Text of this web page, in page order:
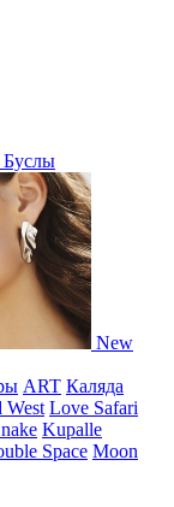
Буслы
New
ART Каляда
West Love Safari
Kupalle
Space Moon